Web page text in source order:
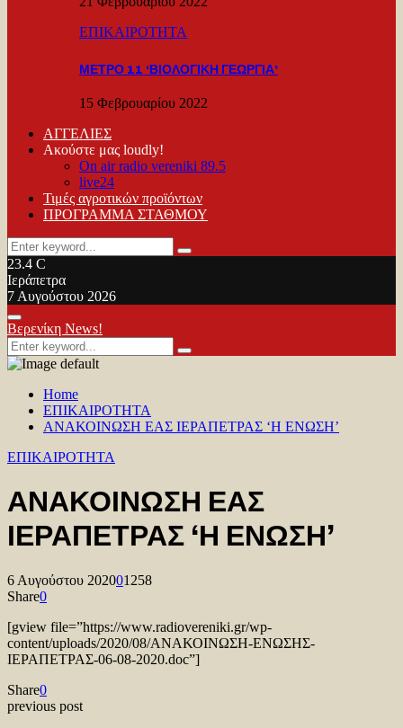
ΕΠΙΚΑΙΡΟΤΗΤΑ
ΜΕΤΡΟ 11 ‘ΒΙΟΛΟΓΙΚΗ ΓΕΩΡΓΙΑ’
15 Φεβρουαρίου 2022
ΑΓΓΕΛΙΕΣ
Ακούστε μας loudly!
On air radio vereniki 89.5
live24
Τιμές αγροτικών προϊόντων
ΠΡΟΓΡΑΜΜΑ ΣΤΑΘΜΟΥ
Search
for:
Search
23.4 C
Ιεράπετρα
7 Αυγούστου 2026
Facebook
Twitter
Youtube
Primary
Menu
Βερενίκη News!
Search
for:
Search
Home
ΕΠΙΚΑΙΡΟΤΗΤΑ
ΑΝΑΚΟΙΝΩΣΗ ΕΑΣ ΙΕΡΑΠΕΤΡΑΣ ‘Η ΕΝΩΣΗ’
ΕΠΙΚΑΙΡΟΤΗΤΑ
ΑΝΑΚΟΙΝΩΣΗ ΕΑΣ
ΙΕΡΑΠΕΤΡΑΣ ‘Η ΕΝΩΣΗ’
6 Αυγούστου 202001258
Share0
[gview file=”https://www.radiovereniki.gr/wp-
content/uploads/2020/08/ΑΝΑΚΟΙΝΩΣΗ-ΕΝΩΣΗΣ-
ΙΕΡΑΠΕΤΡΑΣ-06-08-2020.doc”]
Share0
previous post